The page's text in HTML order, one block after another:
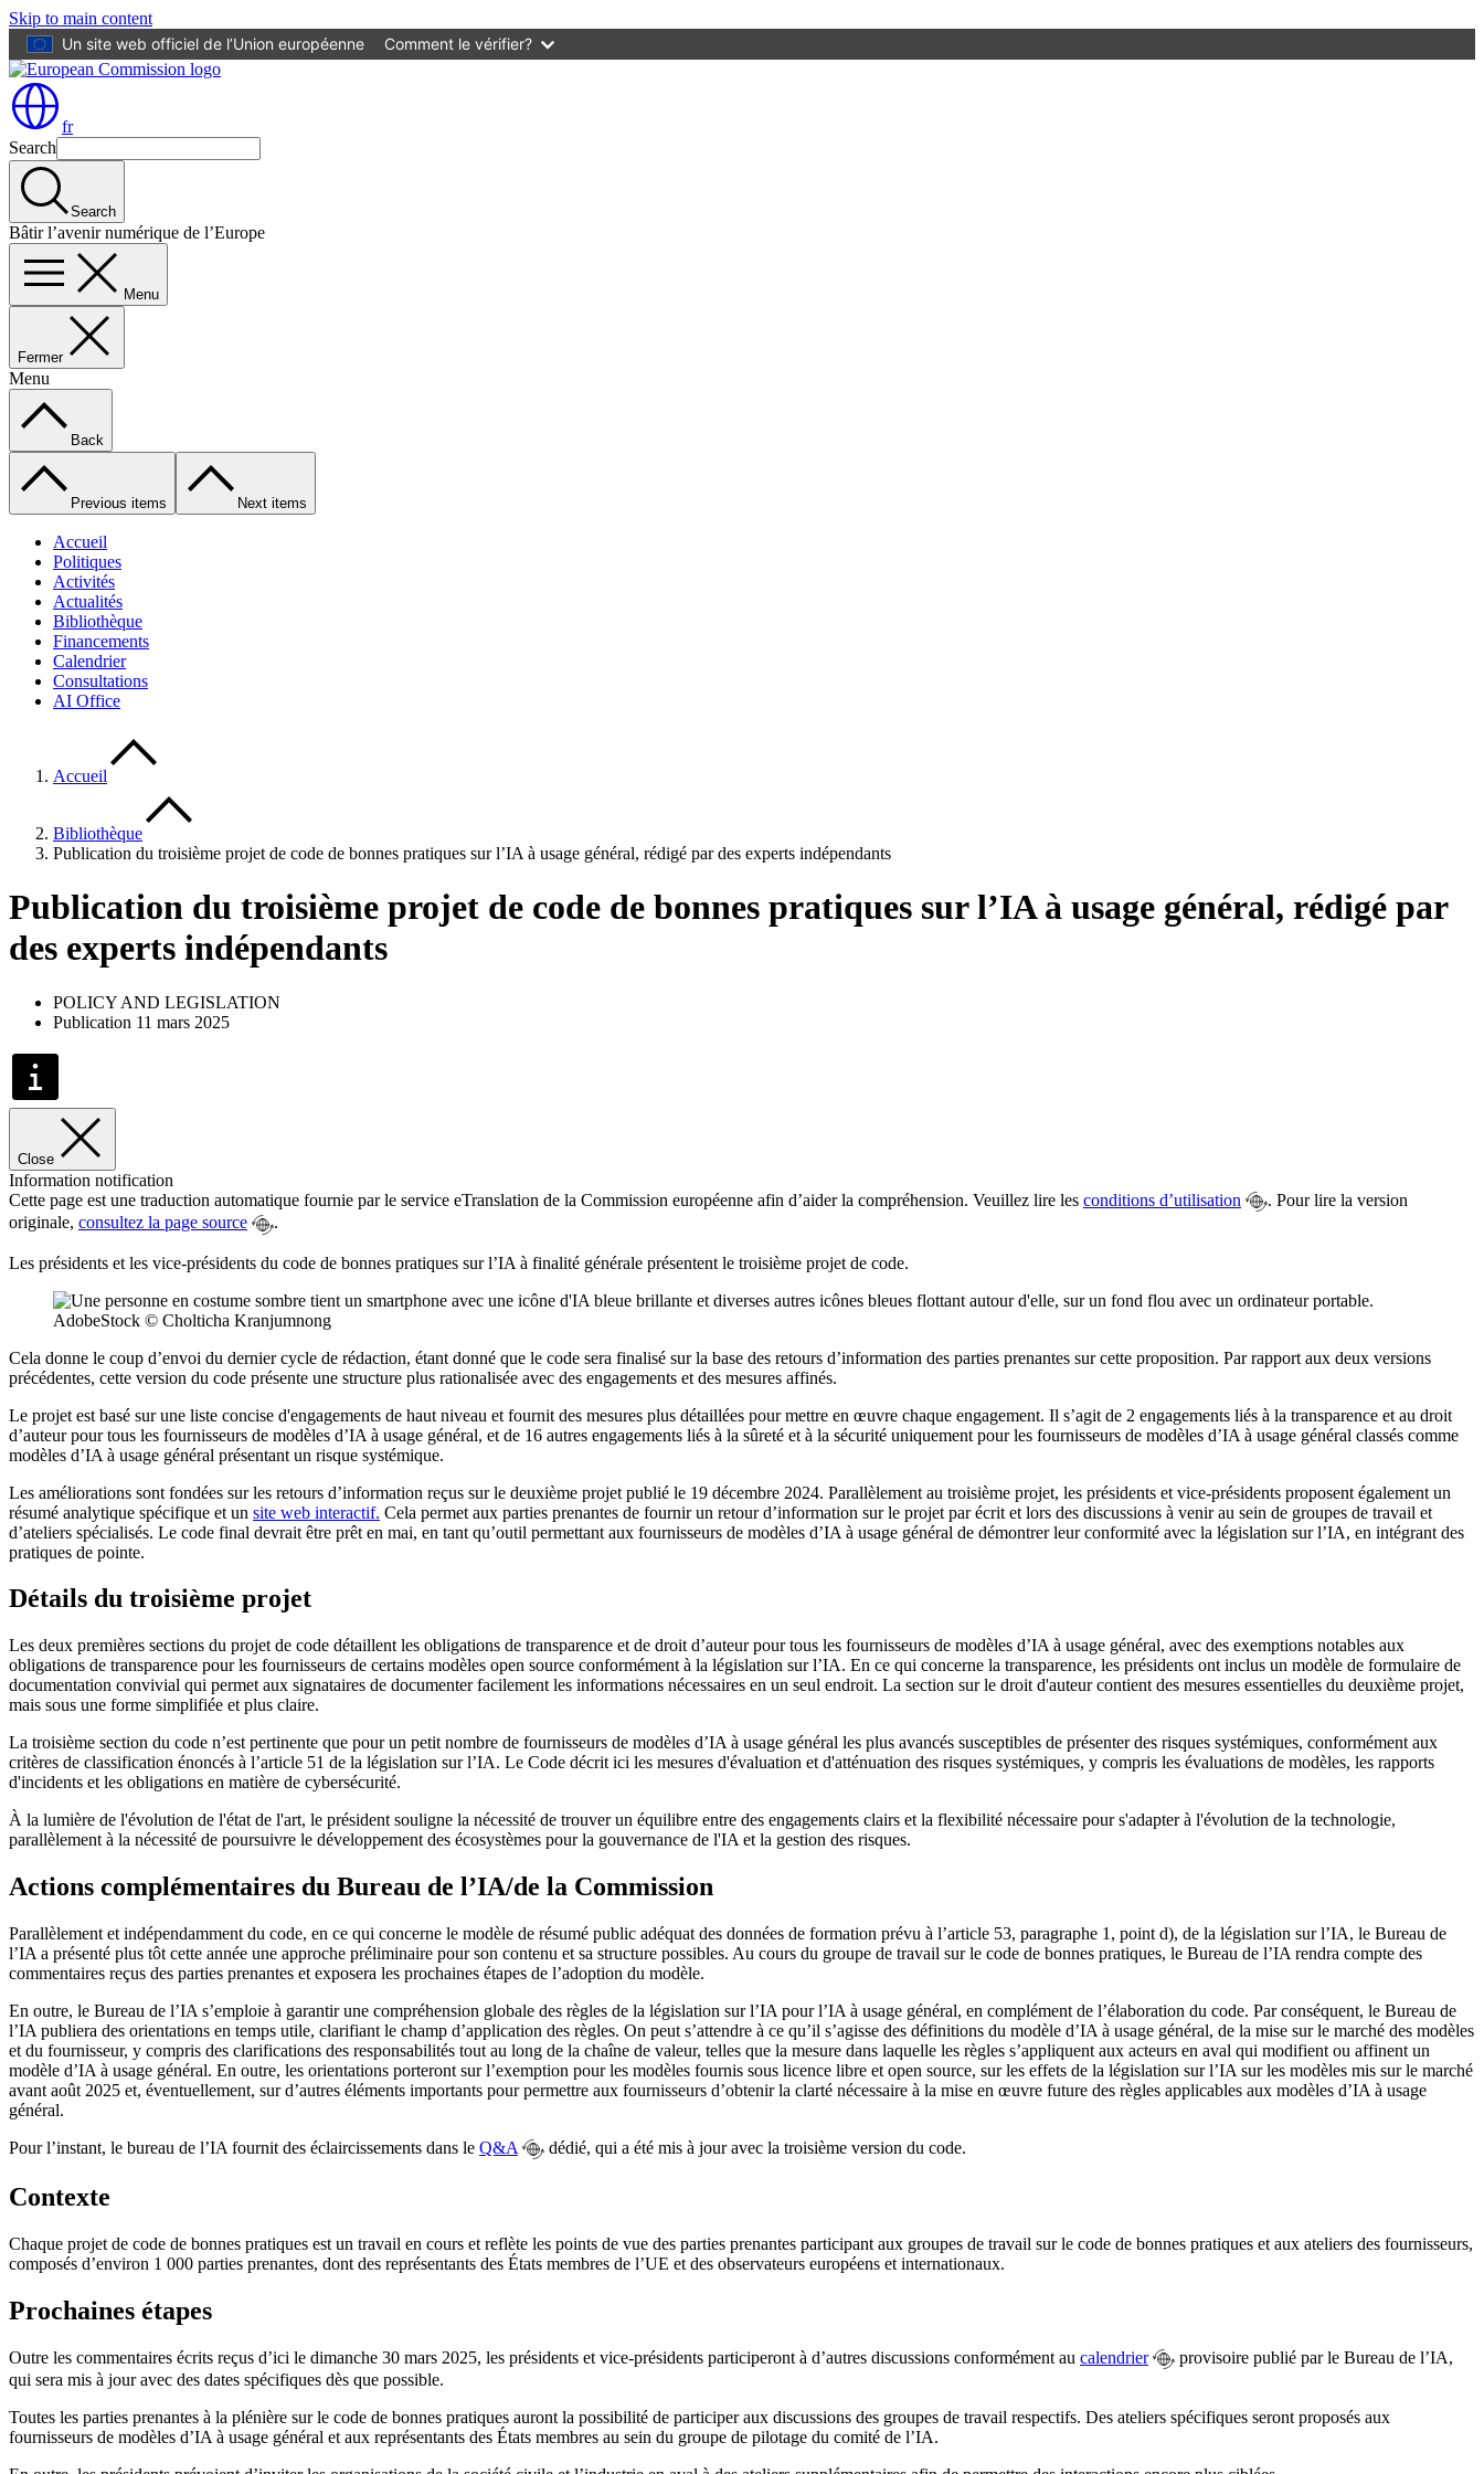
Skip to main content
Un site web officiel de l’Union européenne
Comment le vérifier?
fr
Search
Search
Bâtir l’avenir numérique de l’Europe
Menu
Fermer
Menu
Back
Previous items Next items
Accueil
Politiques
Activités
Actualités
Bibliothèque
Financements
Calendrier
Consultations
AI Office
Accueil
Bibliothèque
Publication du troisième projet de code de bonnes pratiques sur l’IA à usage général, rédigé par des experts indépendants
Publication du troisième projet de code de bonnes pratiques sur l’IA à usage général, rédigé par
des experts indépendants
POLICY AND LEGISLATION
Publication 11 mars 2025
Close
Information notification
Cette page est une traduction automatique fournie par le service eTranslation de la Commission européenne afin d’aider la compréhension. Veuillez lire les conditions d’utilisation
. Pour lire la version
originale, consultez la page source .
Les présidents et les vice-présidents du code de bonnes pratiques sur l’IA à finalité générale présentent le troisième projet de code.
AdobeStock © Cholticha Kranjumnong
Cela donne le coup d’envoi du dernier cycle de rédaction, étant donné que le code sera finalisé sur la base des retours d’information des parties prenantes sur cette proposition. Par rapport aux deux versions
précédentes, cette version du code présente une structure plus rationalisée avec des engagements et des mesures affinés.
Le projet est basé sur une liste concise d'engagements de haut niveau et fournit des mesures plus détaillées pour mettre en œuvre chaque engagement. Il s’agit de 2 engagements liés à la transparence et au droit
d’auteur pour tous les fournisseurs de modèles d’IA à usage général, et de 16 autres engagements liés à la sûreté et à la sécurité uniquement pour les fournisseurs de modèles d’IA à usage général classés comme
modèles d’IA à usage général présentant un risque systémique.
Les améliorations sont fondées sur les retours d’information reçus sur le deuxième projet publié le 19 décembre 2024. Parallèlement au troisième projet, les présidents et vice-présidents proposent également un
résumé analytique spécifique et un site web interactif. Cela permet aux parties prenantes de fournir un retour d’information sur le projet par écrit et lors des discussions à venir au sein de groupes de travail et
d’ateliers spécialisés. Le code final devrait être prêt en mai, en tant qu’outil permettant aux fournisseurs de modèles d’IA à usage général de démontrer leur conformité avec la législation sur l’IA, en intégrant des
pratiques de pointe.
Détails du troisième projet
Les deux premières sections du projet de code détaillent les obligations de transparence et de droit d’auteur pour tous les fournisseurs de modèles d’IA à usage général, avec des exemptions notables aux
obligations de transparence pour les fournisseurs de certains modèles open source conformément à la législation sur l’IA. En ce qui concerne la transparence, les présidents ont inclus un modèle de formulaire de
documentation convivial qui permet aux signataires de documenter facilement les informations nécessaires en un seul endroit. La section sur le droit d'auteur contient des mesures essentielles du deuxième projet,
mais sous une forme simplifiée et plus claire.
La troisième section du code n’est pertinente que pour un petit nombre de fournisseurs de modèles d’IA à usage général les plus avancés susceptibles de présenter des risques systémiques, conformément aux
critères de classification énoncés à l’article 51 de la législation sur l’IA. Le Code décrit ici les mesures d'évaluation et d'atténuation des risques systémiques, y compris les évaluations de modèles, les rapports
d'incidents et les obligations en matière de cybersécurité.
À la lumière de l'évolution de l'état de l'art, le président souligne la nécessité de trouver un équilibre entre des engagements clairs et la flexibilité nécessaire pour s'adapter à l'évolution de la technologie,
parallèlement à la nécessité de poursuivre le développement des écosystèmes pour la gouvernance de l'IA et la gestion des risques.
Actions complémentaires du Bureau de l’IA/de la Commission
Parallèlement et indépendamment du code, en ce qui concerne le modèle de résumé public adéquat des données de formation prévu à l’article 53, paragraphe 1, point d), de la législation sur l’IA, le Bureau de
l’IA a présenté plus tôt cette année une approche préliminaire pour son contenu et sa structure possibles. Au cours du groupe de travail sur le code de bonnes pratiques, le Bureau de l’IA rendra compte des
commentaires reçus des parties prenantes et exposera les prochaines étapes de l’adoption du modèle.
En outre, le Bureau de l’IA s’emploie à garantir une compréhension globale des règles de la législation sur l’IA pour l’IA à usage général, en complément de l’élaboration du code. Par conséquent, le Bureau de
l’IA publiera des orientations en temps utile, clarifiant le champ d’application des règles. On peut s’attendre à ce qu’il s’agisse des définitions du modèle d’IA à usage général, de la mise sur le marché des modèles
et du fournisseur, y compris des clarifications des responsabilités tout au long de la chaîne de valeur, telles que la mesure dans laquelle les règles s’appliquent aux acteurs en aval qui modifient ou affinent un
modèle d’IA à usage général. En outre, les orientations porteront sur l’exemption pour les modèles fournis sous licence libre et open source, sur les effets de la législation sur l’IA sur les modèles mis sur le marché
avant août 2025 et, éventuellement, sur d’autres éléments importants pour permettre aux fournisseurs d’obtenir la clarté nécessaire à la mise en œuvre future des règles applicables aux modèles d’IA à usage
général.
Pour l’instant, le bureau de l’IA fournit des éclaircissements dans le Q&A dédié, qui a été mis à jour avec la troisième version du code.
Contexte
Chaque projet de code de bonnes pratiques est un travail en cours et reflète les points de vue des parties prenantes participant aux groupes de travail sur le code de bonnes pratiques et aux ateliers des fournisseurs,
composés d’environ 1 000 parties prenantes, dont des représentants des États membres de l’UE et des observateurs européens et internationaux.
Prochaines étapes
Outre les commentaires écrits reçus d’ici le dimanche 30 mars 2025, les présidents et vice-présidents participeront à d’autres discussions conformément au calendrier
provisoire publié par le Bureau de l’IA,
qui sera mis à jour avec des dates spécifiques dès que possible.
Toutes les parties prenantes à la plénière sur le code de bonnes pratiques auront la possibilité de participer aux discussions des groupes de travail respectifs. Des ateliers spécifiques seront proposés aux
fournisseurs de modèles d’IA à usage général et aux représentants des États membres au sein du groupe de pilotage du comité de l’IA.